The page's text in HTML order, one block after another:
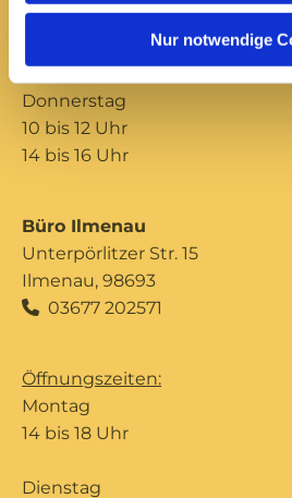
Nur notwendige
10 bis 12 Uhr
Donnerstag
10 bis 12 Uhr
14 bis 16 Uhr
Büro Ilmenau
Unterpörlitzer Str. 15
Ilmenau, 98693
 03677 202571
Öffnungszeiten:
Montag
14 bis 18 Uhr
Dienstag